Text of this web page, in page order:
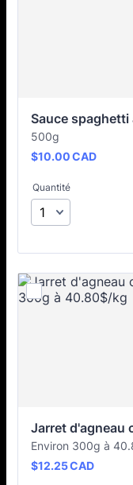
Sauce spaghetti
500g
$10.00 CAD
$10.00CAD
Quantité
Jarret d'agneau
Environ 300g à
$12.25 CAD
$12.25CAD